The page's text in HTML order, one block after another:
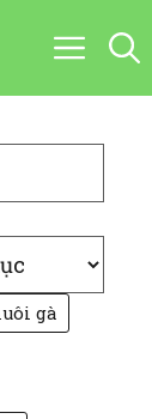
gà